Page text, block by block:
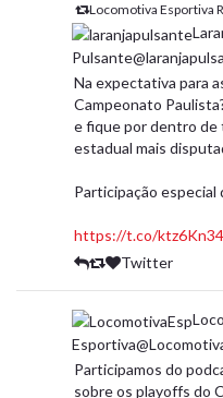
Locomotiva Esportiva
Na expectativa para
Campeonato
e fique por dentro de
estadual mais
Participação especial
https://t.co/
Twitter
Participamos do
sobre os playoffs do